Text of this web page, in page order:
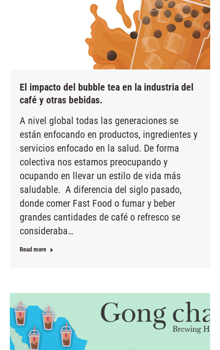
El impacto del bubble tea en la industria del
café y otras bebidas.
A nivel global todas las generaciones se
están enfocando en productos, ingredientes y
servicios enfocado en la salud. De forma
colectiva nos estamos preocupando y
ocupando en llevar un estilo de vida más
saludable. A diferencia del siglo pasado,
donde comer Fast Food o fumar y beber
grandes cantidades de café o refresco se
consideraba…
Read more